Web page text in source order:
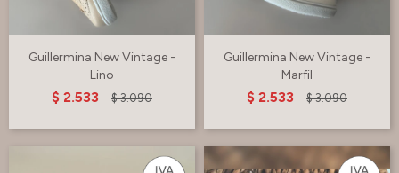
Guillermina New Vintage -
Lino
$ 2.533 $ 3.090
Guillermina New Vintage -
Marfil
$ 2.533 $ 3.090